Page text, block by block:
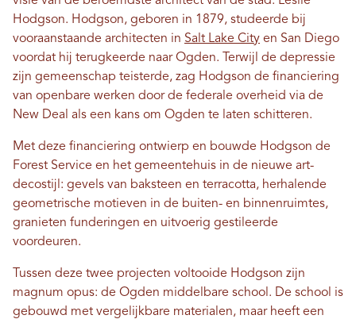
Hodgson. Hodgson, geboren in 1879, studeerde bij
vooraanstaande architecten in Salt Lake City en San Diego
voordat hij terugkeerde naar Ogden. Terwijl de depressie
zijn gemeenschap teisterde, zag Hodgson de financiering
van openbare werken door de federale overheid via de
New Deal als een kans om Ogden te laten schitteren.
Met deze financiering ontwierp en bouwde Hodgson de
Forest Service en het gemeentehuis in de nieuwe art-
decostijl: gevels van baksteen en terracotta, herhalende
geometrische motieven in de buiten- en binnenruimtes,
granieten funderingen en uitvoerig gestileerde
voordeuren.
Tussen deze twee projecten voltooide Hodgson zijn
magnum opus: de Ogden middelbare school. De school is
gebouwd met vergelijkbare materialen, maar heeft een